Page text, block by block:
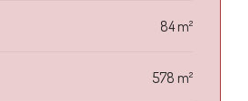
84 m²
578 m²